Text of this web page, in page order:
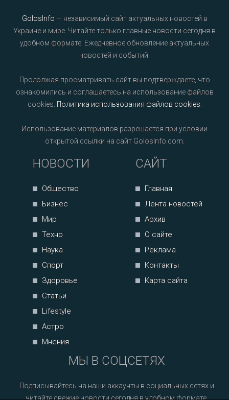
GolosInfo — независимый сайт актуальных новостей в
Украине и мире. Читайте только главные новости сегодня в
удобном формате. Ежедневное обновление актуальных
новостей и событий.
Продолжая просматривать сайт вы подтверждаете, что
ознакомились и соглашаетесь на использование файлов
cookies. Политика использования файлов cookies
Использование материалов разрешается при условии
открытой ссылки на сайт GolosInfo.com.
НОВОСТИ
Общество
Бизнес
Мир
Техно
Наука
Спорт
Здоровье
Статьи
Lifestyle
Астро
Мнения
САЙТ
Главная
Лента новостей
Архив
О сайте
Реклама
Контакты
Карта сайта
МЫ В СОЦСЕТЯХ
Подписывайтесь на наши аккаунты в социальных сетях и
читайте свежие новости сегодня в удобном формате.